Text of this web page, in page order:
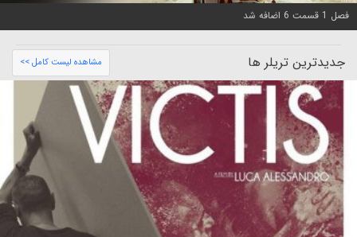
فصل 1 قسمت 6 اضافه شد
جدیدترین تریلر ها مشاهده لیست کامل >>